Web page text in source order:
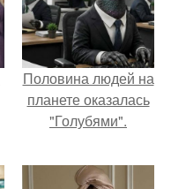
Половина людей на
планете оказалась
"Голубями".